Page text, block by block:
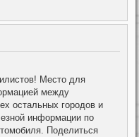
Место для
между
остальных городов и
информации по
Поделиться